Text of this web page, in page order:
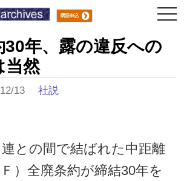
30年、露の違反への
当然
12/13社説
との間で結ばれた中距離
）全廃条約が締結30年を